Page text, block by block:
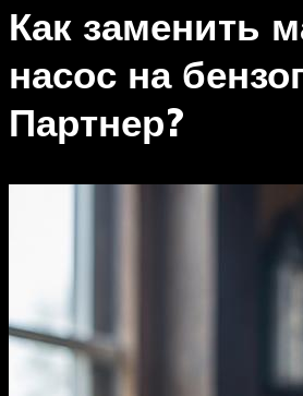
Как заменить
насос на
Партнер?